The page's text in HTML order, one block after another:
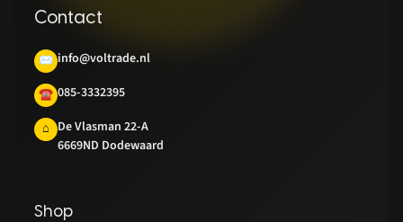
Contact
✉ info@voltrade.nl
☎ 085-3332395
⌂
De Vlasman 22-A
6669ND Dodewaard
Shop